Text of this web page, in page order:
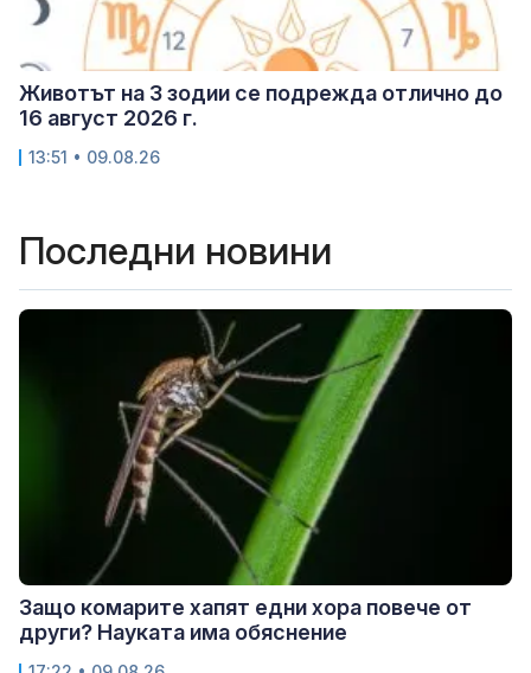
Животът на 3 зодии се подрежда отлично до
16 август 2026 г.
13:51 • 09.08.26
Последни новини
Защо комарите хапят едни хора повече от
други? Науката има обяснение